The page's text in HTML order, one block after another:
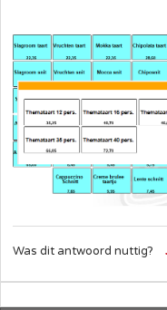
Was dit antwoord nuttig?